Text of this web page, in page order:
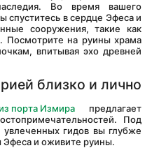
Во время вашего
спуститесь в сердце Эфеса и
сооружения, такие как
Посмотрите на руины храма
впитывая эхо древней
близко и лично
порта Измира предлагает
Под
гидов вы глубже
Эфеса и оживите руины.